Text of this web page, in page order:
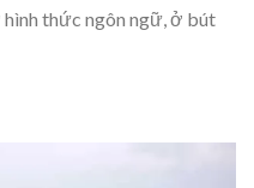
thức ngôn ngữ, ở bút